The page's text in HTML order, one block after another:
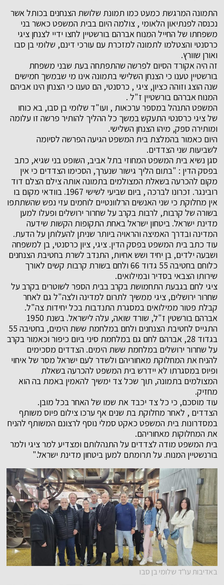
התמונה המרגשת כמעט כמו תמונת שלושת הצנחנים בכותל אשר
נכנסה לפנתיאון הלאומי , צולמה היום בבית המשפט כאשר בני
משפחתו של החייל המנוח אברהם בורשטיין לחצו ידיי לצנחן ציגי
כרסנטי והצטלמו לתמונה למזכרת עם עורכי דינם, שלומי בן סבו
ואורן שוורץ.
זה היה אקורד הסיום לפרשה שהתפתחה בעת שבני משפחת
בורשטיין טענו כי הצנחן השלישי בתמונה אינו מי שבמשך חמישים
שנה הוצג וזוהה כציון, ציגי , כרסנטי, הם טענו כי הצנחן הינו אביהם
המנוח אברהם בורשטיין ז"ל .
המשפט התנהל במספר ערכאות , ועו"ד שלומי בן סבו, בא כוחו
של ציגי כרסנטי התעקש במשך כל ההליך להותיר פרשה זו עלומה
ומותירה ספק, מיהו הצנחן השלישי.
היום כאמור בהמלצת בית המשפט הגיעה הפרשה לסיומה
לשביעות שני הצדדים.
סגן נשיא בית המשפט המחוזי בתל אביב, השופט בני שגיא, כתב
בפסק הדין : "בתום הליך גישור שנערך, הסכימו הצדדים כי אין
מקום להכרעה בשאלת המצולמים בתמונה אותה צילם הצלם דוד
רובינגר. זכרונו לברכה , ביום שביעי לשישי 1967. בוודאי מקום בו
אין מחלוקת כי שני האנשים הרלוונטיים לוחמים עזי נפש שהשתתפו
בשורה של קרבות, לרבות בקרב על שחרור ירושלים ופעלו למען
מדינת ישראל. ביטחון ישראל באחת התקופות הקשות שידעה
המדינה ובדרך האמיצה והראויה ביותר שניתן להעלותן על הדעת.
עוד כתב בית המשפט בפסק הדין. ציגי, ציון כרסנטי, בן למשפחה
ושבעה ילדים, בן יחיד ושש אחיות, התנדב לשרת בחטיבת הצנחנים
כלוחם בחטיבה 55 גדוד 66 ולחם בשורת קרבות קשים לאורך
שירותו הצבאי בסדיר ובמילואים.
ציגי לחם בגבעת התחמושת בקרב בבית הספר לשוטרים בקרב על
שחרור ירושלים, ציגי ממשיך לתרום למדינה ולצה"ל גם לאחר
קבלת פטור ממילואים במסגרת התנדבות בכל יחידות צה"ל.
אברהם בורשטין ז"ל, שורד שואה, עלה לישראל. בשנת 1950
התגייס לחטיבת הצנחנים ולחם במלחמת ששת הימים, בחטיבה 55
בגדוד 28, אברהם לחם גם במלחמת סיני ביום כיפור וכאמור בקרב
על שחרור ירושלים במלחמת ששת הימים. הצדדים מסכימים
להניח את המחלוקת מאחוריהם ולשדר לעם ישראל מסר של איחוי
ופיוס במסגרתו לא יידרש בית המשפט להכרעה בשאלת
המצולמים בתמונה, תוך שכל צד ימשיך להאמין באמת בה הוא
מחזיק.
עוד מוסכם, כי כל צד יכבד את שמו של האחר בכל מובן.
הצדדים , לאחר מחלוקת בת שנים אף ערכו צילום פיוס משותף
במסדרונות בית המשפט כאקט סמלי נוסף לרצונם המשותף להניח
את המחלוקות מאחוריהם.
בית המשפט מודה לצדדים על התנהלותם ומצדיע למר ציגי ולמר
בורנשטיין המנוח. על תרומתם למען ביטחון מדינת ישראל."
באדיבות עו"ד שלומי בן סבו